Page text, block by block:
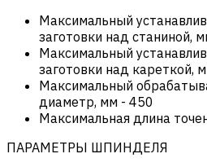
Максимальный
заготовки над станиной,
Максимальный
заготовки над кареткой,
Максимальный
диаметр, мм - 450
Максимальная длина
ПАРАМЕТРЫ ШПИНДЕЛЯ